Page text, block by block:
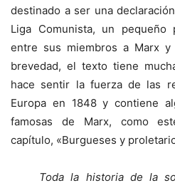
destinado a ser una
Liga Comunista, un
entre sus miembros a Marx
brevedad, el texto tiene
hace sentir la fuerza de las
Europa en 1848 y contiene
famosas de Marx, como
capítulo, «Burgueses y
Toda la historia de la